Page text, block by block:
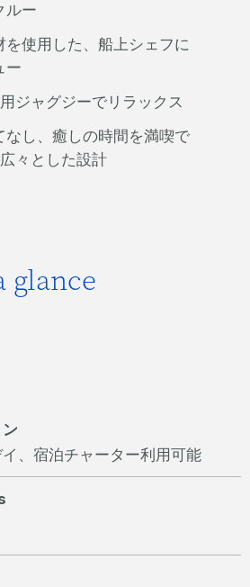
ルー
を使用した、船上シェフに
ー
ジャグジーでリラックス
なし、癒しの時間を満喫で
々とした設計
glance
、宿泊チャーター利用可能